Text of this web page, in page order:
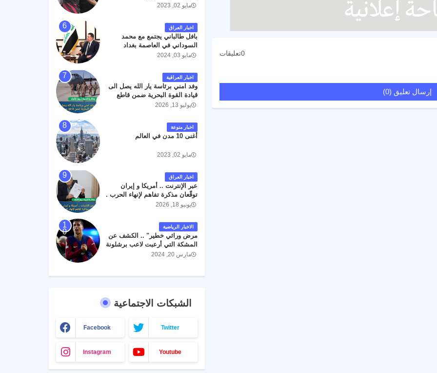
0تعليقات
إرسال تعليق (0)
مايو 02, 2023
اخبار العراق
بافل طالباني يجتمع مع محمد
السوداني في العاصمة بغداد
مايو 03, 2024
اخبار العراقية
وفد امني برئاسة يار الله يصل الى
قيادة القوة البحرية ضمن قاطع
عمليات البصرة .
يوليو 13, 2026
اخبار منوعة
أغنى 10 مدن في العالم
مايو 02, 2023
اخبار العراق
عبر الإنترنت .. أمريكا و إيران
توقّعان مذكرة تفاهم لإنهاء الحرب .
يونيو 18, 2026
الاخبار الرياضية
مرض وراثي خطير" .. الكشف عن
المشكة التي أرعبت لاعب برشلونة
جواو كانسيلو
مارس 20, 2024
الشبكات الاجتماعية
Facebook Twitter
Instagram Youtube